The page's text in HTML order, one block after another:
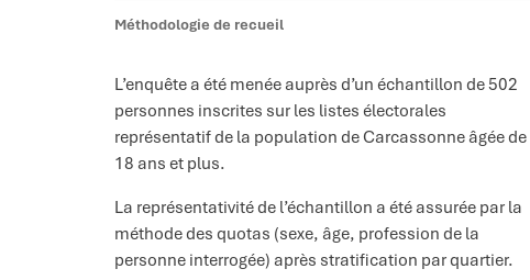
Méthodologie de recueil
L’enquête a été menée auprès d’un échantillon de 502
personnes inscrites sur les listes électorales
représentatif de la population de Carcassonne âgée de
18 ans et plus.
La représentativité de l’échantillon a été assurée par la
méthode des quotas (sexe, âge, profession de la
personne interrogée) après stratification par quartier.